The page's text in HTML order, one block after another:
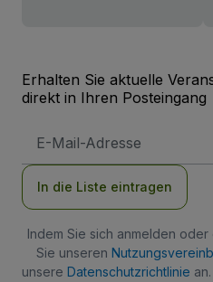
Erhalten Sie aktuelle
direkt in Ihren Posteingang
Mail-
In die Liste eintragen
Indem Sie sich anmelden
Sie unseren
unsere Datenschutzrichtlinie